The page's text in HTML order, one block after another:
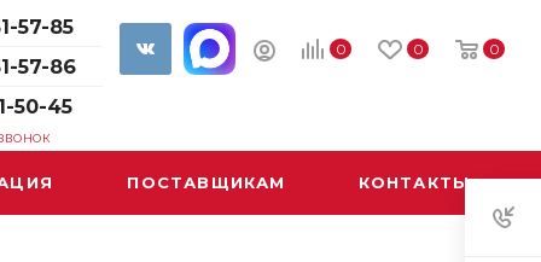
0 0 0
57-85
57-86
50-45
ПОСТАВЩИКАМ КОНТАКТЫ